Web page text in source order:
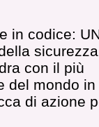
in codice:
sicurezza
con il più
del mondo in
di azione